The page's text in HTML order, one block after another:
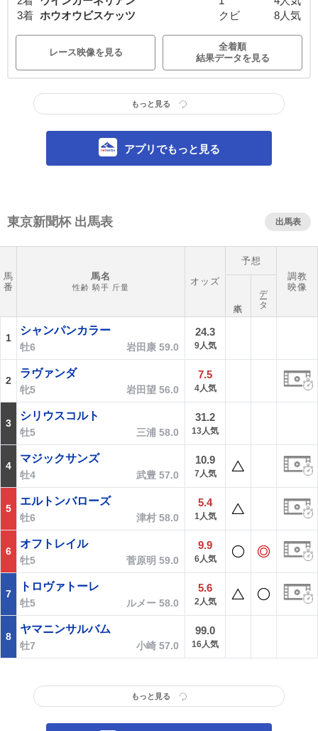
3着 ホウオウビスケッツ クビ 8人気
レース映像を見る
全着順
結果データを見る
もっと見る
アプリでもっと見る
東京新聞杯 出馬表 出馬表
馬
番
馬名
性齢 騎手 斤量
オッズ
予想
調教
映像
データ
1
シャンパンカラー
牡6 岩田康 59.0
24.3
9人気
2
ラヴァンダ
牝5 岩田望 56.0
7.5
4人気
3
シリウスコルト
牡5 三浦 58.0
31.2
13人気
4
マジックサンズ
牡4 武豊 57.0
10.9
7人気
5
エルトンバローズ
牡6 津村 58.0
5.4
1人気
6
オフトレイル
牡5 菅原明 59.0
9.9
6人気
7
トロヴァトーレ
牡5 ルメー 58.0
5.6
2人気
8
ヤマニンサルバム
牡7 小崎 57.0
99.0
16人気
もっと見る